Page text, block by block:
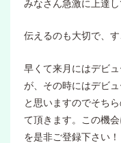
みなさん急激に上達
伝えるのも大切で、
早くて来月にはデビ
が、その時にはデビ
と思いますのでそち
て頂きます。この機
を是非ご登録下さい！